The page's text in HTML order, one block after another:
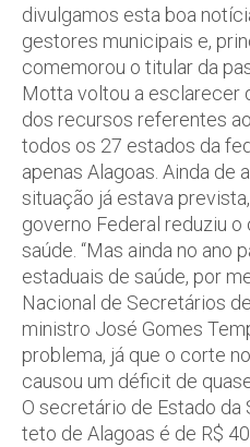
divulgamos esta boa
gestores municipais e,
comemorou o titular da
Motta voltou a esclarecer
dos recursos referentes
todos os 27 estados da
apenas Alagoas. Ainda de
situação já estava
governo Federal reduziu o
saúde. “Mas ainda no ano
estaduais de saúde, por
Nacional de Secretários
ministro José Gomes
problema, já que o corte
causou um déficit de
O secretário de Estado da
teto de Alagoas é de R$